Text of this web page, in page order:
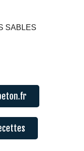
SABLES